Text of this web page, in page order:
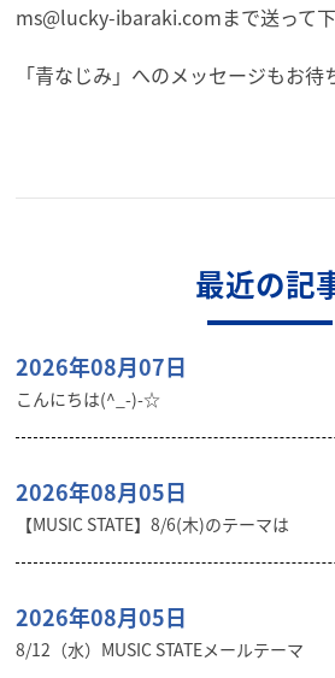
ms@lucky-ibaraki.comまで送って下
「青なじみ」へのメッセージもお
最近の記
2026年08月07日
こんにちは(^_-)-☆
2026年08月05日
【MUSIC STATE】8/6(木)のテーマは
2026年08月05日
8/12（水）MUSIC STATEメールテーマ